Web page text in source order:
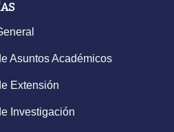
Asuntos Académicos
Extensión
Investigación